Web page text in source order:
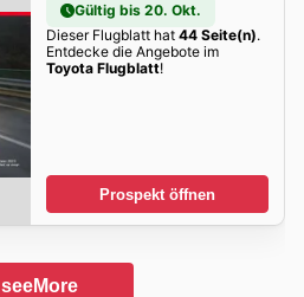
Gültig bis 20. Okt.
Dieser Flugblatt hat 44 Seite(n).
Entdecke die Angebote im
Toyota Flugblatt!
Prospekt öffnen
seeMore